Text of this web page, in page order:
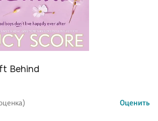
Behind
Оценить